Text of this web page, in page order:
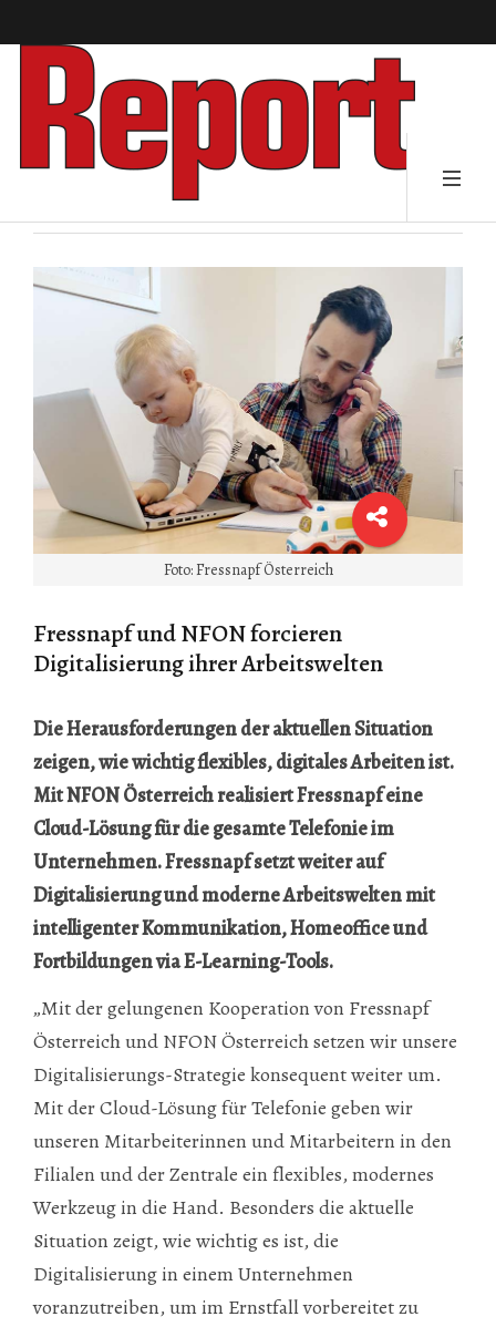
Foto: Fressnapf Österreich
Fressnapf und NFON forcieren
Digitalisierung ihrer Arbeitswelten
Die Herausforderungen der aktuellen Situation
zeigen, wie wichtig flexibles, digitales Arbeiten ist.
Mit NFON Österreich realisiert Fressnapf eine
Cloud-Lösung für die gesamte Telefonie im
Unternehmen. Fressnapf setzt weiter auf
Digitalisierung und moderne Arbeitswelten mit
intelligenter Kommunikation, Homeoffice und
Fortbildungen via E-Learning-Tools.
„Mit der gelungenen Kooperation von Fressnapf
Österreich und NFON Österreich setzen wir unsere
Digitalisierungs-Strategie konsequent weiter um.
Mit der Cloud-Lösung für Telefonie geben wir
unseren Mitarbeiterinnen und Mitarbeitern in den
Filialen und der Zentrale ein flexibles, modernes
Werkzeug in die Hand. Besonders die aktuelle
Situation zeigt, wie wichtig es ist, die
Digitalisierung in einem Unternehmen
voranzutreiben, um im Ernstfall vorbereitet zu